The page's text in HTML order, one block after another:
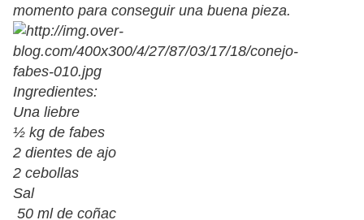
momento para conseguir una buena pieza.
Ingredientes:
Una liebre
½ kg de fabes
2 dientes de ajo
2 cebollas
Sal
50 ml de coñac